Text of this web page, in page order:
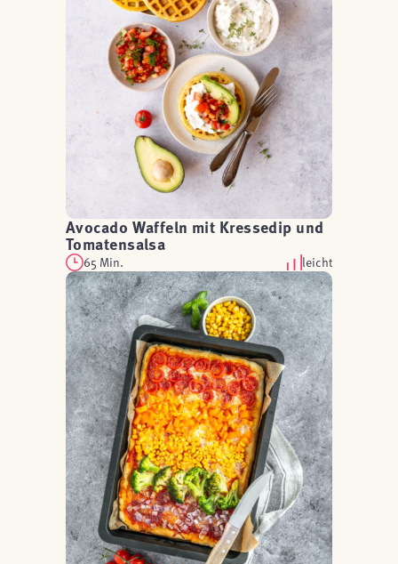
Avocado Waffeln mit Kressedip und
Tomatensalsa
65 Min. leicht